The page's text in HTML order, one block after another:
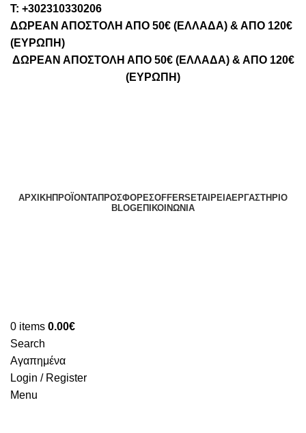
Τ: +302310330206
ΔΩΡΕΑΝ ΑΠΟΣΤΟΛΗ ΑΠΟ 50€ (ΕΛΛΑΔΑ) & ΑΠΟ 120€
(ΕΥΡΩΠΗ)
ΔΩΡΕΑΝ ΑΠΟΣΤΟΛΗ ΑΠΟ 50€ (ΕΛΛΑΔΑ) & ΑΠΟ 120€
(ΕΥΡΩΠΗ)
ΑΡΧΙΚΉ ΠΡΟΪΌΝΤΑΠΡΟΣΦΟΡΈΣOFFERS ΕΤΑΙΡΕΊΑΕΡΓΑΣΤΉΡΙΟ
BLOGΕΠΙΚΟΙΝΩΝΊΑ
0 items 0.00€
Search
Αγαπημένα
Login / Register
Menu